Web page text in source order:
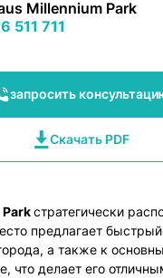
стратегически
предлагает
а также к
что делает его
Millennium Park
511 711
запросить
Скачать PDF